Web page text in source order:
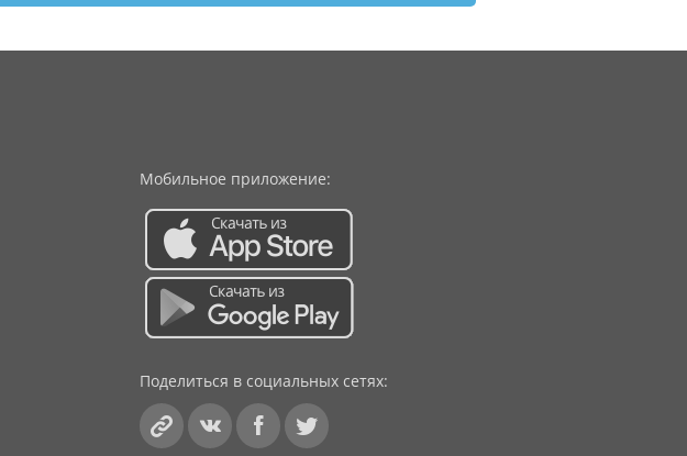
Мобильное приложение:
Поделиться в социальных сетях: